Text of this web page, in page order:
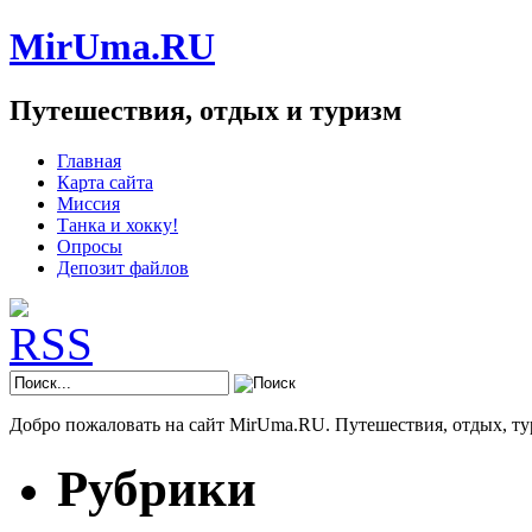
MirUma.RU
Путешествия, отдых и туризм
Главная
Карта сайта
Миссия
Танка и хокку!
Опросы
Депозит файлов
Добро пожаловать на сайт MirUma.RU. Путешествия, отдых,
Рубрики